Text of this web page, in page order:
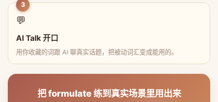
3
💬
AI Talk 开口
用你收藏的词跟 AI 聊真实话题，把被动词汇变成能用的。
把 formulate 练到真实场景里用出来